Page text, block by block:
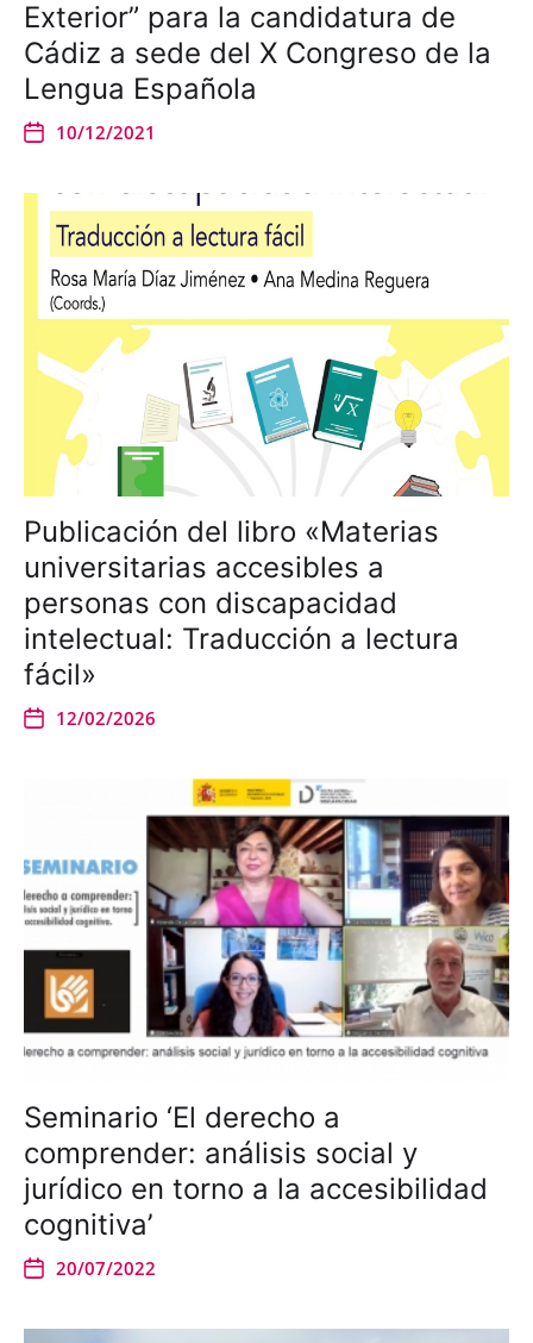
Exterior” para la candidatura de
Cádiz a sede del X Congreso de la
Lengua Española
10/12/2021
Publicación del libro «Materias
universitarias accesibles a
personas con discapacidad
intelectual: Traducción a lectura
fácil»
12/02/2026
Seminario ‘El derecho a
comprender: análisis social y
jurídico en torno a la accesibilidad
cognitiva’
20/07/2022